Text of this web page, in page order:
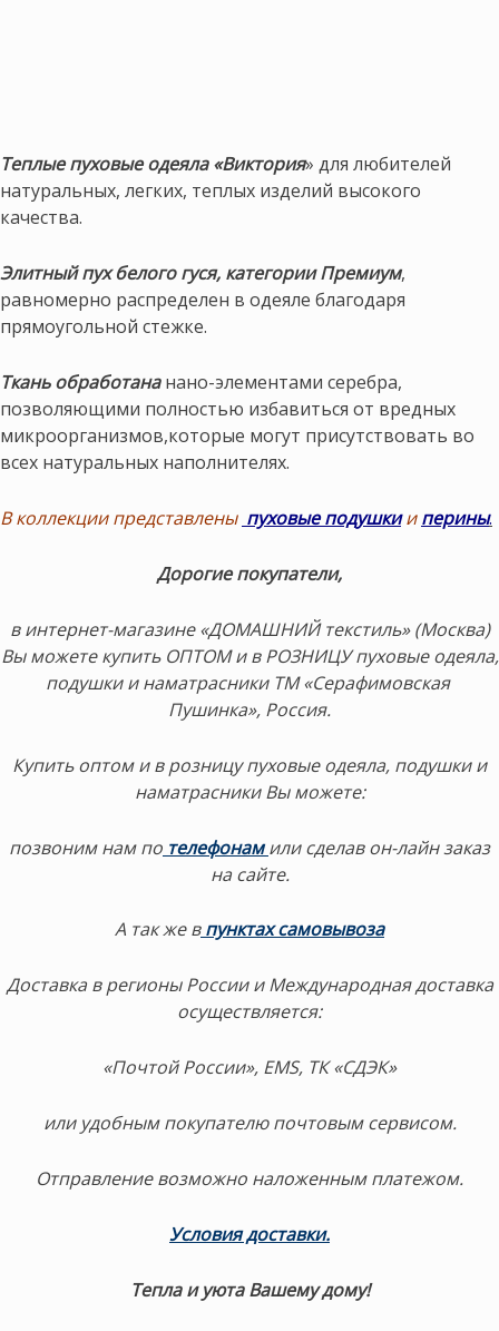
Теплые пуховые одеяла «Виктория» для любителей
натуральных, легких, теплых изделий высокого
качества.
Элитный пух белого гуся, категории Премиум,
равномерно распределен в одеяле благодаря
прямоугольной стежке.
Ткань обработананано-элементами серебра,
позволяющими полностью избавиться от вредных
микроорганизмов,которые могут присутствовать во
всех натуральных наполнителях.
В коллекции представлены пуховые подушкииперины.
Дорогие покупатели,
в интернет-магазине «ДОМАШНИЙ текстиль» (Москва)
Вы можете купить ОПТОМ и в РОЗНИЦУ пуховые одеяла,
подушки и наматрасники ТМ «Серафимовская
Пушинка», Россия.
Купить оптом и в розницу пуховые одеяла, подушки и
наматрасники Вы можете:
позвоним нам по телефонам или сделав он-лайн заказ
на сайте.
А так же в пунктах самовывоза
Доставка в регионы России и Международная доставка
осуществляется:
«Почтой России», EMS, ТК «СДЭК»
или удобным покупателю почтовым сервисом.
Отправление возможно наложенным платежом.
Условия доставки.
Тепла и уюта Вашему дому!